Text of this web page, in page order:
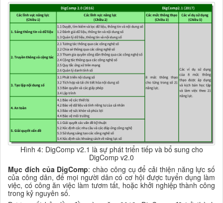
Hình 4: DigComp v2.1 là sự phát triển tiếp và bổ sung cho
DigComp v2.0
Mục đích của DigComp: chào công cụ để cải thiện năng lực số
của công dân, để mọi người dân có cơ hội được tuyển dụng làm
việc, có công ăn việc làm tươm tất, hoặc khởi nghiệp thành công
trong kỷ nguyên số.